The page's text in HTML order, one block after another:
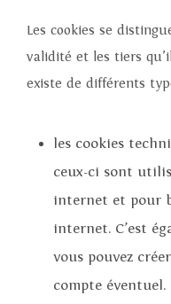
Les cookies se
validité et les tiers
existe de différents
les cookies
ceux-ci sont
internet et pour
internet. C’est
vous pouvez
compte